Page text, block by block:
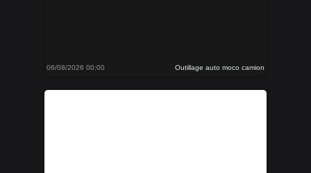
06/08/2026 00:00 Outillage auto moco camion